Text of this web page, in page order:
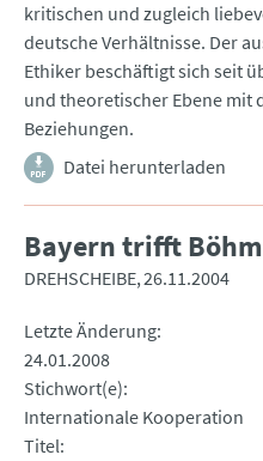
kritischen und zugleich
deutsche Verhältnisse. Der
Ethiker beschäftigt sich seit
und theoretischer Ebene mit
Beziehungen.
Datei herunterladen
Bayern trifft
DREHSCHEIBE 26.11.2004
Letzte Änderung
24.01.2008
Stichwort(e)
Internationale Kooperation
Titel